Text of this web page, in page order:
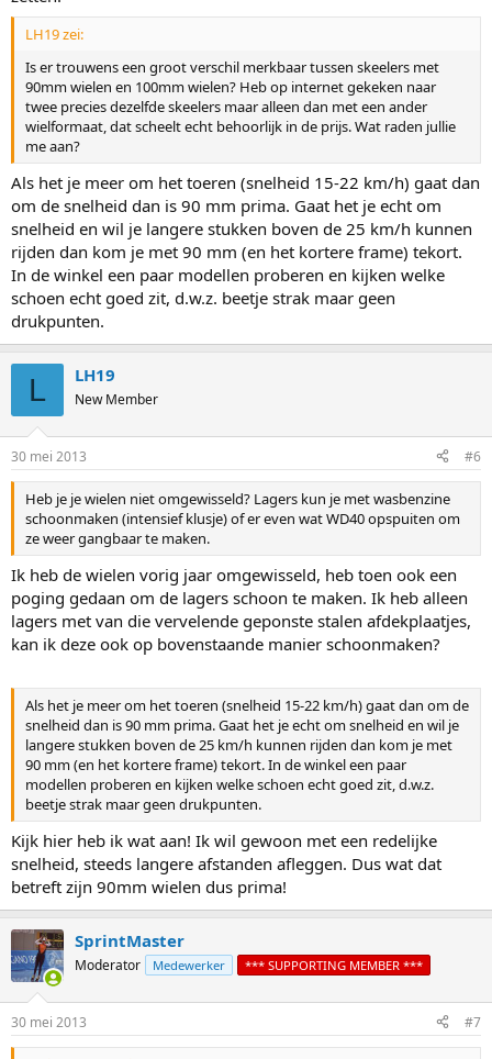
LH19 zei:
Is er trouwens een groot verschil merkbaar tussen skeelers met
90mm wielen en 100mm wielen? Heb op internet gekeken naar
twee precies dezelfde skeelers maar alleen dan met een ander
wielformaat, dat scheelt echt behoorlijk in de prijs. Wat raden jullie
me aan?
Als het je meer om het toeren (snelheid 15-22 km/h) gaat dan
om de snelheid dan is 90 mm prima. Gaat het je echt om
snelheid en wil je langere stukken boven de 25 km/h kunnen
rijden dan kom je met 90 mm (en het kortere frame) tekort.
In de winkel een paar modellen proberen en kijken welke
schoen echt goed zit, d.w.z. beetje strak maar geen
drukpunten.
L LH19
New Member
30 mei 2013 #6
Heb je je wielen niet omgewisseld? Lagers kun je met wasbenzine
schoonmaken (intensief klusje) of er even wat WD40 opspuiten om
ze weer gangbaar te maken.
Ik heb de wielen vorig jaar omgewisseld, heb toen ook een
poging gedaan om de lagers schoon te maken. Ik heb alleen
lagers met van die vervelende geponste stalen afdekplaatjes,
kan ik deze ook op bovenstaande manier schoonmaken?
Als het je meer om het toeren (snelheid 15-22 km/h) gaat dan om de
snelheid dan is 90 mm prima. Gaat het je echt om snelheid en wil je
langere stukken boven de 25 km/h kunnen rijden dan kom je met
90 mm (en het kortere frame) tekort. In de winkel een paar
modellen proberen en kijken welke schoen echt goed zit, d.w.z.
beetje strak maar geen drukpunten.
Kijk hier heb ik wat aan! Ik wil gewoon met een redelijke
snelheid, steeds langere afstanden afleggen. Dus wat dat
betreft zijn 90mm wielen dus prima!
SprintMaster
Moderator Medewerker *** SUPPORTING MEMBER ***
30 mei 2013 #7